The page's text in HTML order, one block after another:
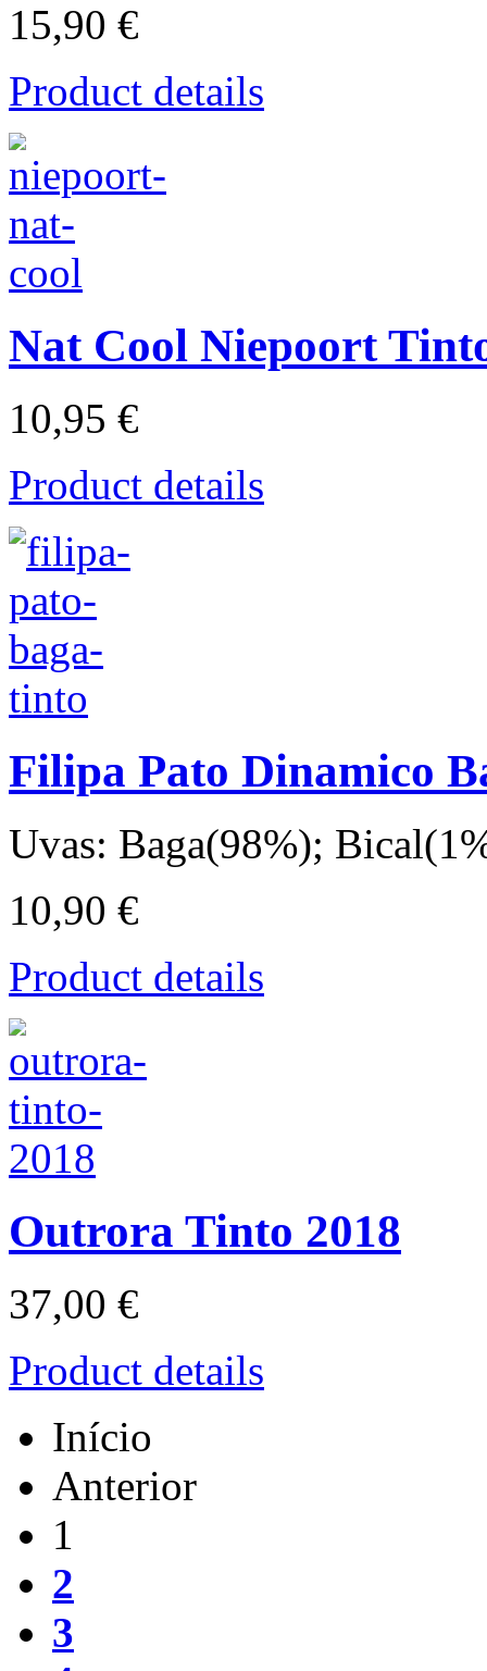
15,90 €
Product details
Nat Cool Niepoort
10,95 €
Product details
Filipa Pato Dinamico
Uvas: Baga(98%);
10,90 €
Product details
Outrora Tinto 2018
37,00 €
Product details
Início
Anterior
1
2
3